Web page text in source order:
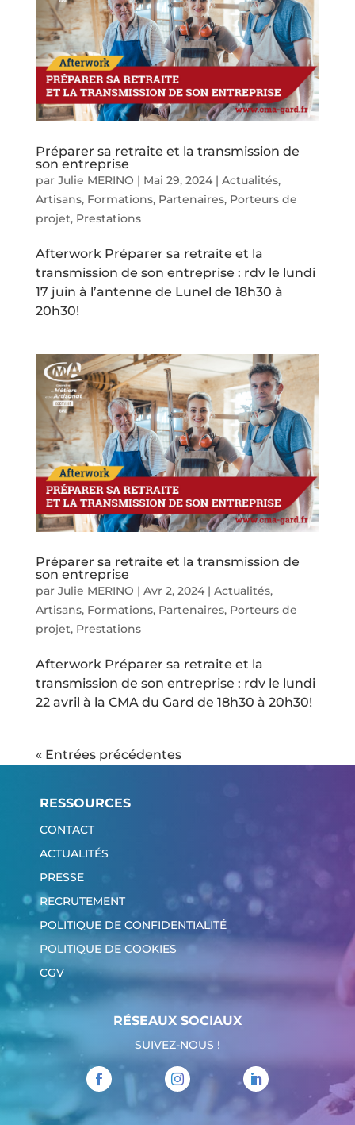
Préparer sa retraite et la transmission de
son entreprise
par Julie MERINO | Mai 29, 2024| Actualités,
Artisans, Formations, Partenaires, Porteurs de
projet, Prestations
Afterwork Préparer sa retraite et la
transmission de son entreprise : rdv le lundi
17 juin à l’antenne de Lunel de 18h30 à
20h30!
Préparer sa retraite et la transmission de
son entreprise
par Julie MERINO | Avr 2, 2024| Actualités,
Artisans, Formations, Partenaires, Porteurs de
projet, Prestations
Afterwork Préparer sa retraite et la
transmission de son entreprise : rdv le lundi
22 avril à la CMA du Gard de 18h30 à 20h30!
« Entrées précédentes
RESSOURCES
CONTACT
ACTUALITÉS
PRESSE
RECRUTEMENT
POLITIQUE DE CONFIDENTIALITÉ
POLITIQUE DE COOKIES
CGV
RÉSEAUX SOCIAUX
SUIVEZ-NOUS !